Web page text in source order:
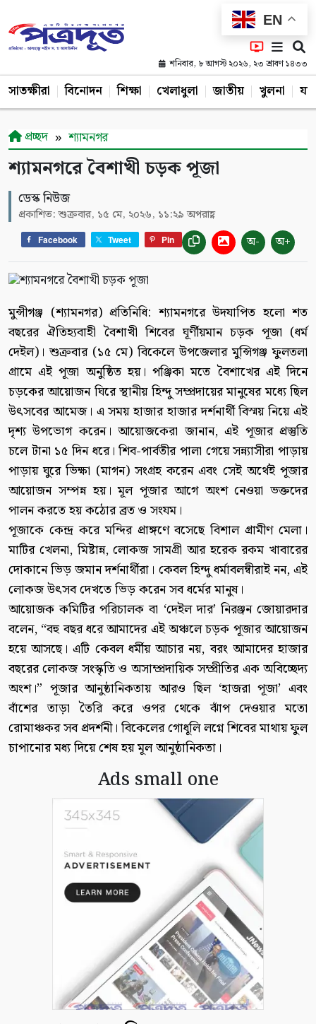
EN
শনিবার, ৮ আগস্ট ২০২৬, ২৩ শ্রাবণ ১৪৩৩
সাতক্ষীরা বিনোদন শিক্ষা খেলাধুলা জাতীয় খুলনা
প্রচ্ছদ শ্যামনগর
শ্যামনগরে বৈশাখী চড়ক পূজা
ডেস্ক নিউজ
প্রকাশিত: শুক্রবার, ১৫ মে, ২০২৬, ১১:২৯ অপরাহ্ণ
Facebook Tweet Pin অ- অ+
মুন্সীগঞ্জ (শ্যামনগর) প্রতিনিধি: শ্যামনগরে উদযাপিত হলো শত
বছরের ঐতিহ্যবাহী বৈশাখী শিবের ঘূর্ণীয়মান চড়ক পূজা (ধর্ম
দেইল)। শুক্রবার (১৫ মে) বিকেলে উপজেলার মুন্সিগঞ্জ ফুলতলা
গ্রামে এই পূজা অনুষ্ঠিত হয়। পঞ্জিকা মতে বৈশাখের এই দিনে
চড়কের আয়োজন ঘিরে স্থানীয় হিন্দু সম্প্রদায়ের মানুষের মধ্যে ছিল
উৎসবের আমেজ। এ সময় হাজার হাজার দর্শনার্থী বিস্ময় নিয়ে এই
দৃশ্য উপভোগ করেন। আয়োজকেরা জানান, এই পূজার প্রস্তুতি
চলে টানা ১৫ দিন ধরে। শিব-পার্বতীর পালা গেয়ে সন্ন্যাসীরা পাড়ায়
পাড়ায় ঘুরে ভিক্ষা (মাগন) সংগ্রহ করেন এবং সেই অর্থেই পূজার
আয়োজন সম্পন্ন হয়। মূল পূজার আগে অংশ নেওয়া ভক্তদের
পালন করতে হয় কঠোর ব্রত ও সংযম।
পূজাকে কেন্দ্র করে মন্দির প্রাঙ্গণে বসেছে বিশাল গ্রামীণ মেলা।
মাটির খেলনা, মিষ্টান্ন, লোকজ সামগ্রী আর হরেক রকম খাবারের
দোকানে ভিড় জমান দর্শনার্থীরা। কেবল হিন্দু ধর্মাবলম্বীরাই নন, এই
লোকজ উৎসব দেখতে ভিড় করেন সব ধর্মের মানুষ।
আয়োজক কমিটির পরিচালক বা ‘দেইল দার’ নিরঞ্জন জোয়ারদার
বলেন, “বহু বছর ধরে আমাদের এই অঞ্চলে চড়ক পূজার আয়োজন
হয়ে আসছে। এটি কেবল ধর্মীয় আচার নয়, বরং আমাদের হাজার
বছরের লোকজ সংস্কৃতি ও অসাম্প্রদায়িক সম্প্রীতির এক অবিচ্ছেদ্য
অংশ।” পূজার আনুষ্ঠানিকতায় আরও ছিল ‘হাজরা পূজা’ এবং
বাঁশের তাড়া তৈরি করে ওপর থেকে ঝাঁপ দেওয়ার মতো
রোমাঞ্চকর সব প্রদর্শনী। বিকেলের গোধূলি লগ্নে শিবের মাথায় ফুল
চাপানোর মধ্য দিয়ে শেষ হয় মূল আনুষ্ঠানিকতা।
Ads small one